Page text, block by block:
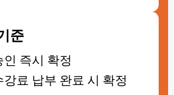
준
즉시 확정
료 납부 완료 시 확정